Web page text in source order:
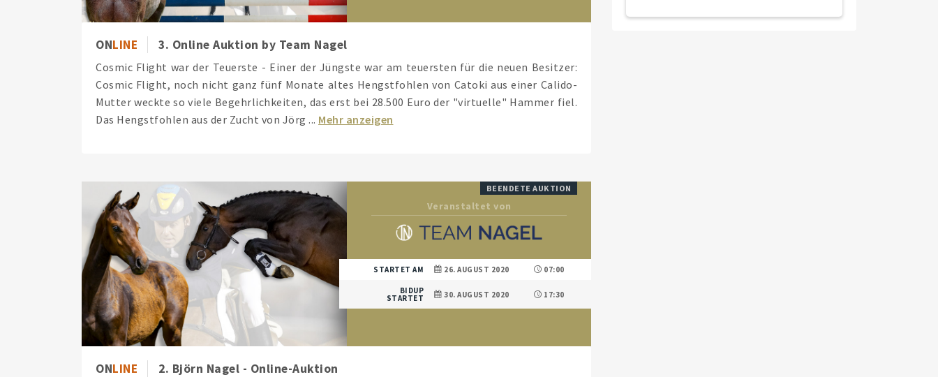
ONLINE 3. Online Auktion by Team Nagel
Cosmic Flight war der Teuerste - Einer der Jüngste war am teuersten für die neuen Besitzer:
Cosmic Flight, noch nicht ganz fünf Monate altes Hengstfohlen von Catoki aus einer Calido-
Mutter weckte so viele Begehrlichkeiten, das erst bei 28.500 Euro der "virtuelle" Hammer fiel.
Das Hengstfohlen aus der Zucht von Jörg ... Mehr anzeigen
BEENDETE AUKTION
Veranstaltet von
STARTET AM 26. AUGUST 2020 07:00
BIDUP
STARTET 30. AUGUST 2020 17:30
ONLINE 2. Björn Nagel - Online-Auktion